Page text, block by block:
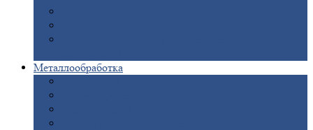
Металлообработка